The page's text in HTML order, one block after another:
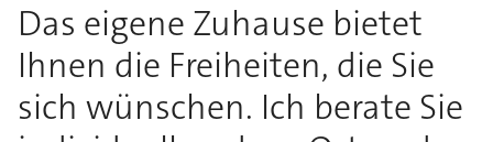
Das eigene Zuhause bietet
Ihnen die Freiheiten, die Sie
sich wünschen. Ich berate Sie